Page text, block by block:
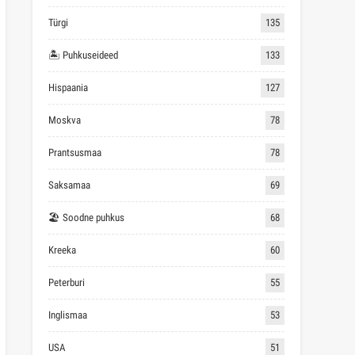
Türgi 135
🏝 Puhkuseideed 133
Hispaania 127
Moskva 78
Prantsusmaa 78
Saksamaa 69
🏖 Soodne puhkus 68
Kreeka 60
Peterburi 55
Inglismaa 53
USA 51